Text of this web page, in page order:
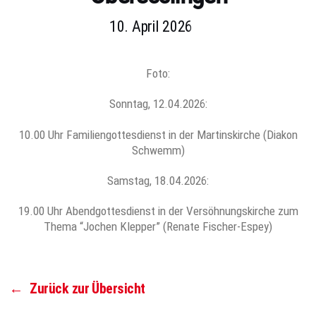
10. April 2026
Foto:
Sonntag, 12.04.2026:
10.00 Uhr Familiengottesdienst in der Martinskirche (Diakon
Schwemm)
Samstag, 18.04.2026:
19.00 Uhr Abendgottesdienst in der Versöhnungskirche zum
Thema “Jochen Klepper” (Renate Fischer-Espey)
← Zurück zur Übersicht